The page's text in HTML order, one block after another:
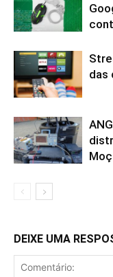
das
DEIXE UMA